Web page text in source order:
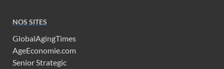
NOS SITES
GlobalAgingTimes
AgeEconomie.com
Senior Strategic